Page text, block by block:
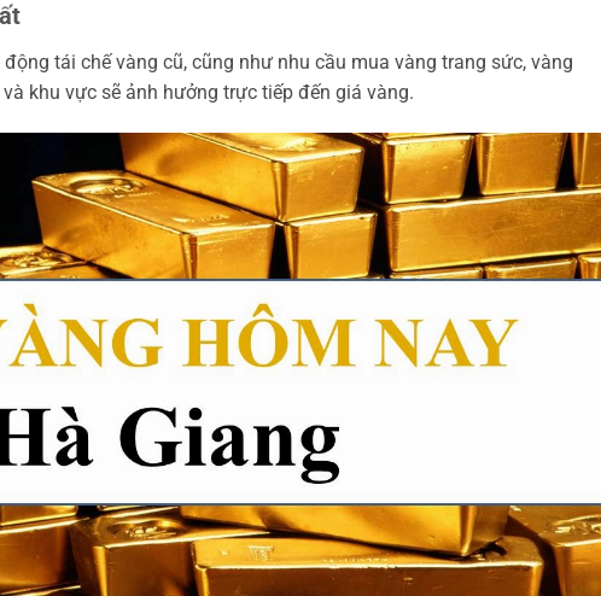
tái chế vàng cũ, cũng như nhu cầu mua vàng trang sức, vàng
khu vực sẽ ảnh hưởng trực tiếp đến giá vàng.